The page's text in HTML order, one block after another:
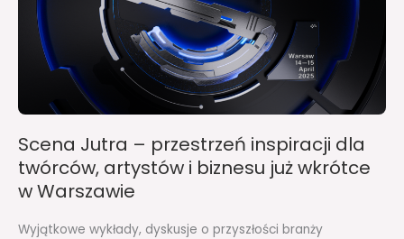
Scena Jutra – przestrzeń inspiracji dla
twórców, artystów i biznesu już wkrótce
w Warszawie
Wyjątkowe wykłady, dyskusje o przyszłości branży
twórców,
artystów
biznesu
wkrótce
w
Warszawie